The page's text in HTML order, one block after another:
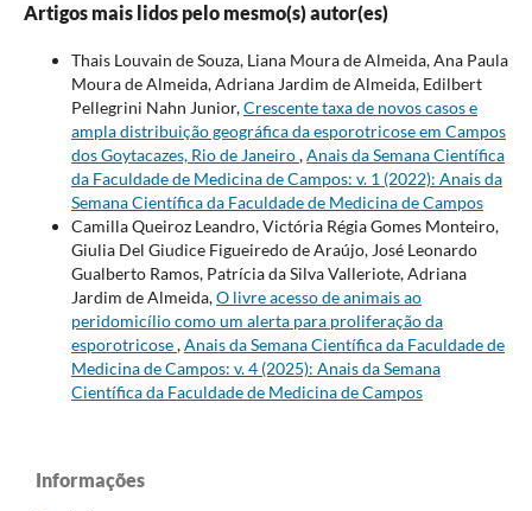
Artigos mais lidos pelo mesmo(s) autor(es)
Thais Louvain de Souza, Liana Moura de Almeida, Ana Paula
Moura de Almeida, Adriana Jardim de Almeida, Edilbert
Pellegrini Nahn Junior,Crescente taxa de novos casos e
ampla distribuição geográfica da esporotricose em Campos
dos Goytacazes, Rio de Janeiro,Anais da Semana Científica
da Faculdade de Medicina de Campos: v. 1 (2022): Anais da
Semana Científica da Faculdade de Medicina de Campos
Camilla Queiroz Leandro, Victória Régia Gomes Monteiro,
Giulia Del Giudice Figueiredo de Araújo, José Leonardo
Gualberto Ramos, Patrícia da Silva Valleriote, Adriana
Jardim de Almeida,O livre acesso de animais ao
peridomicílio como um alerta para proliferação da
esporotricose,Anais da Semana Científica da Faculdade de
Medicina de Campos: v. 4 (2025): Anais da Semana
Científica da Faculdade de Medicina de Campos
Informações